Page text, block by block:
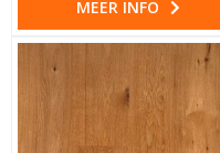
MEER INFO